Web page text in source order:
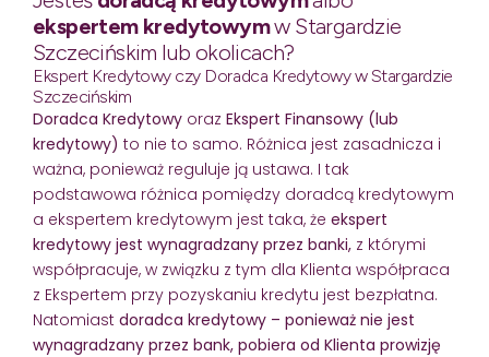
ekspertem kredytowymw Stargardzie
Szczecińskim lub okolicach?
Ekspert Kredytowy czy Doradca Kredytowy w Stargardzie
Szczecińskim
Doradca Kredytowy oraz Ekspert Finansowy (lub
kredytowy) to nie to samo. Różnica jest zasadnicza i
ważna, ponieważ reguluje ją ustawa. I tak
podstawowa różnica pomiędzy doradcą kredytowym
a ekspertem kredytowym jest taka, że ekspert
kredytowy jest wynagradzany przez banki, z którymi
współpracuje, w związku z tym dla Klienta współpraca
z Ekspertem przy pozyskaniu kredytu jest bezpłatna.
Natomiast doradca kredytowy – ponieważ nie jest
wynagradzany przez bank, pobiera od Klienta prowizję